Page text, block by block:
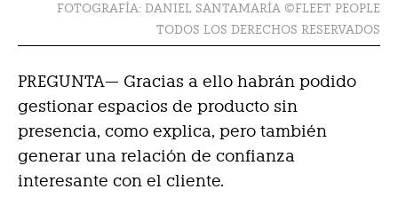
FOTOGRAFÍA: DANIEL SANTAMARÍA ©FLEET PEOPLE
TODOS LOS DERECHOS RESERVADOS
PREGUNTA— Gracias a ello habrán podido
gestionar espacios de producto sin
presencia, como explica, pero también
generar una relación de confianza
interesante con el cliente.